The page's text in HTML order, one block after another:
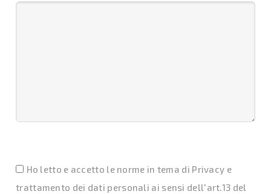
Ho letto e accetto le norme in tema di Privacy e
trattamento dei dati personali ai sensi dell'art.13 del